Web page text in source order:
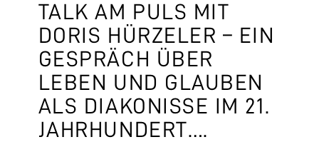
TALK AM PULS MIT
DORIS HÜRZELER – EIN
GESPRÄCH ÜBER
LEBEN UND GLAUBEN
ALS DIAKONISSE IM 21.
JAHRHUNDERT….